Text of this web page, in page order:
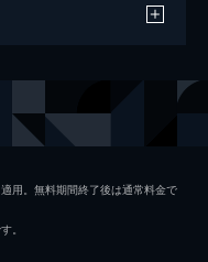
宮崎あおい
用。無料期間終了後は通常料金で
。